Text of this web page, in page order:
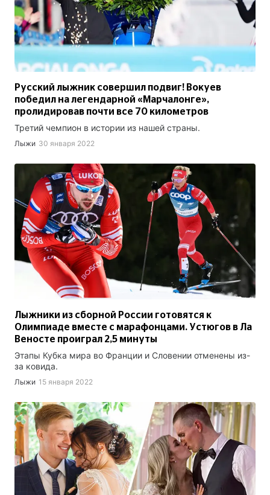
Русский лыжник совершил подвиг! Вокуев
победил на легендарной «Марчалонге»,
пролидировав почти все 70 километров
Третий чемпион в истории из нашей страны.
Лыжи 30 января 2022
Лыжники из сборной России готовятся к
Олимпиаде вместе с марафонцами. Устюгов в Ла
Веносте проиграл 2,5 минуты
Этапы Кубка мира во Франции и Словении отменены из-
за ковида.
Лыжи 15 января 2022